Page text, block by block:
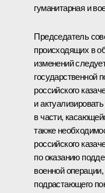
гуманитарная и
Председатель
происходящих в
изменений
государственной
российского
и
в части,
также
российского
по оказанию
военной
подрастающего